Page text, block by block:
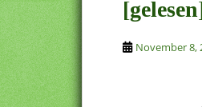
November 8,